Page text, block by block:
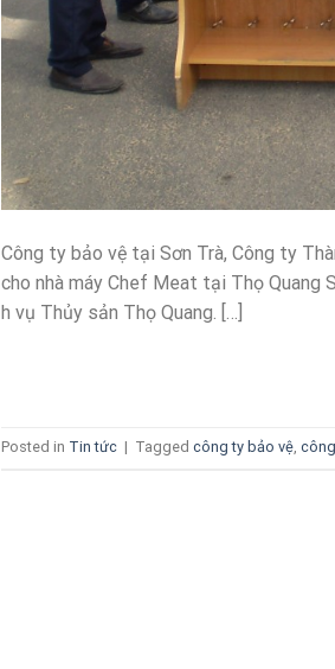
Công ty bảo vệ tại Sơn Trà, Công ty
cho nhà máy Chef Meat tại Thọ Quang
h vụ Thủy sản Thọ Quang. […]
Posted in Tin tức | Tagged công ty bảo vệ,